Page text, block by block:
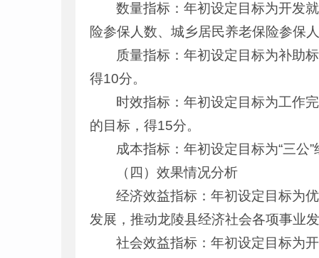
数量指标：年初设定目标为开发
险参保人数、城乡居民养老保险参保
质量指标：年初设定目标为补助
得10分。
时效指标：年初设定目标为工作
的目标，得15分。
成本指标：年初设定目标为“三
（四）效果情况分析
经济效益指标：年初设定目标为
发展，推动龙陵县经济社会各项事业
社会效益指标：年初设定目标为